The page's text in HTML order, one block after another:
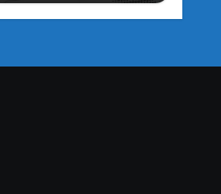
Tuo Benessere